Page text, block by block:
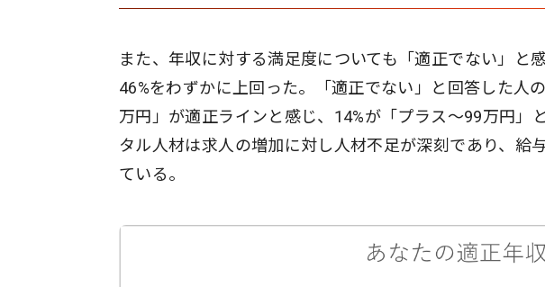
また、年収に対する満足度についても「適正でない」と
46%をわずかに上回った。「適正でない」と回答した人
万円」が適正ラインと感じ、14%が「プラス～99万円」
タル人材は求人の増加に対し人材不足が深刻であり、給
ている。